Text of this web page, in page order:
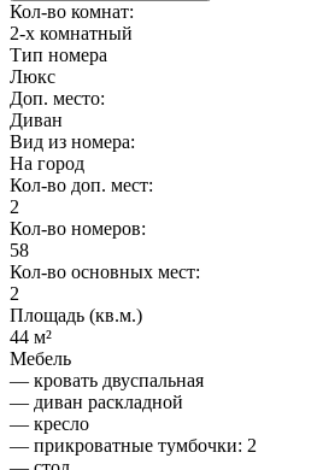
Кол-во комнат:
2-х комнатный
Тип номера
Люкс
Доп. место:
Диван
Вид из номера:
На город
Кол-во доп. мест:
2
Кол-во номеров:
58
Кол-во основных мест:
2
Площадь (кв.м.)
44 м²
Мебель
— кровать двуспальная
— диван раскладной
— кресло
— прикроватные тумбочки: 2